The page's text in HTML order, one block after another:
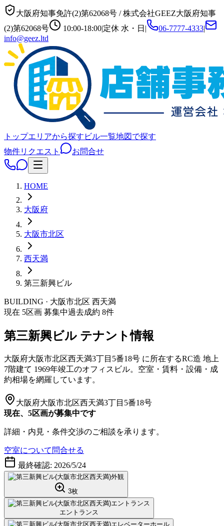
大阪府知事免許(2)第62068号 /株式会社GEEZ大阪府知事
(2)第62068号
10:00-18:00|定休 水・日 | 06-7777-4333|
info@geez.ltd
トップエリアから探す ビル一覧地図で探す
物件リクエスト
お問合せ
HOME
大阪府
大阪市北区
西天満
第三新興ビル
BUILDING · 大阪市北区 西天満
現在 5区画 募集中過去成約 8件
第三新興ビル テナント情報
大阪府大阪市北区西天満3丁目5番18号 に所在するRC造 地上
7階建て 1969年竣工のオフィスビル。空室・賃料・設備・成
約相場を網羅しています。
大阪府大阪市北区西天満3丁目5番18号
現在、5区画が募集中です
詳細・内見・条件交渉のご相談を承ります。
空室について問合せる
最終確認: 2026/5/24
3枚
エントランス